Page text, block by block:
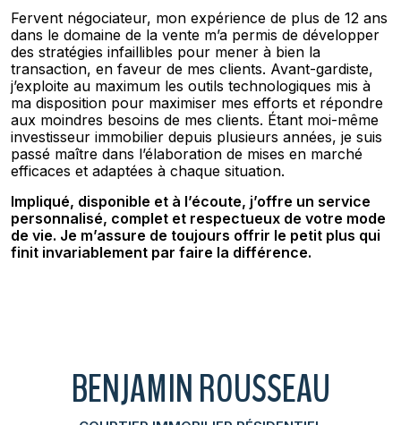
Fervent négociateur, mon expérience de plus de 12 ans
dans le domaine de la vente m’a permis de développer
des stratégies infaillibles pour mener à bien la
transaction, en faveur de mes clients. Avant-gardiste,
j’exploite au maximum les outils technologiques mis à
ma disposition pour maximiser mes efforts et répondre
aux moindres besoins de mes clients. Étant moi-même
investisseur immobilier depuis plusieurs années, je suis
passé maître dans l’élaboration de mises en marché
efficaces et adaptées à chaque situation.
Impliqué, disponible et à l’écoute, j’offre un service
personnalisé, complet et respectueux de votre mode
de vie. Je m’assure de toujours offrir le petit plus qui
finit invariablement par faire la différence.
BENJAMIN ROUSSEAU